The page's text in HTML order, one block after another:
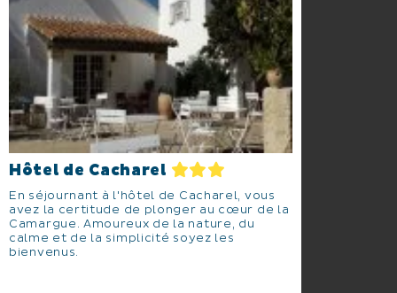
Hôtel de Cacharel
En séjournant à l'hôtel de Cacharel, vous
avez la certitude de plonger au cœur de la
Camargue. Amoureux de la nature, du
calme et de la simplicité soyez les
bienvenus.